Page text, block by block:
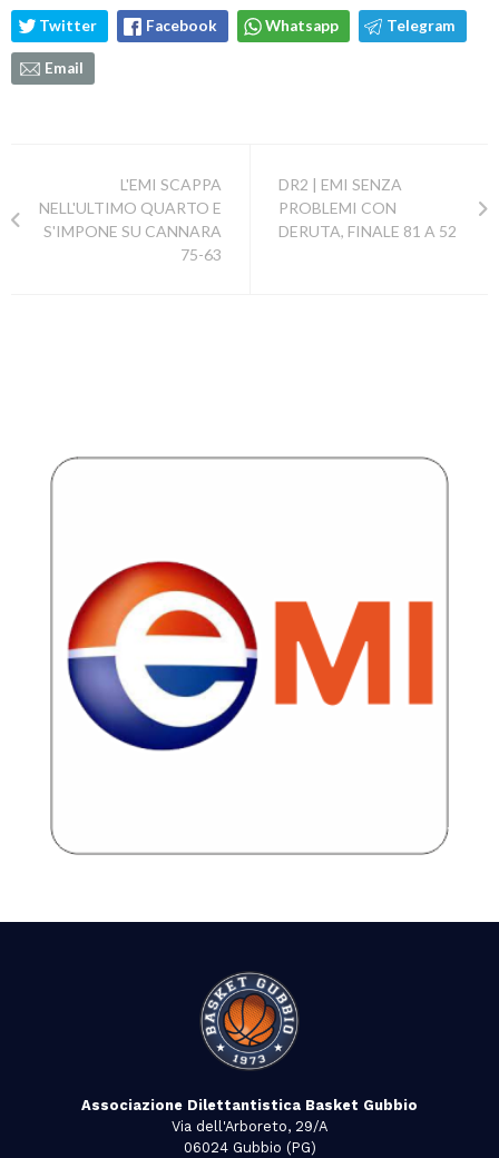
Twitter Facebook Whatsapp Telegram
Email
L'EMI SCAPPA
NELL'ULTIMO QUARTO E
S'IMPONE SU CANNARA
75-63
DR2 | EMI SENZA
PROBLEMI CON
DERUTA, FINALE 81 A 52
Associazione Dilettantistica Basket Gubbio
Via dell'Arboreto, 29/A
06024 Gubbio (PG)